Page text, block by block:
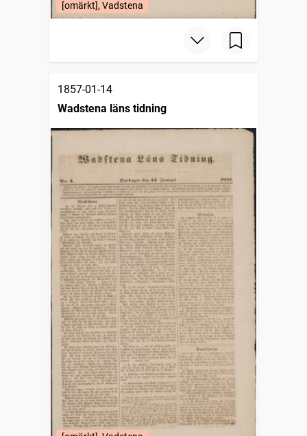
[omärkt], Vadstena
1857-01-14
Wadstena läns tidning